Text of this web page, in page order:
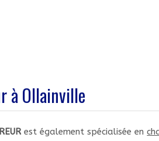
à Ollainville
est également spécialisée en